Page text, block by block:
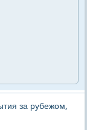
за рубежом,